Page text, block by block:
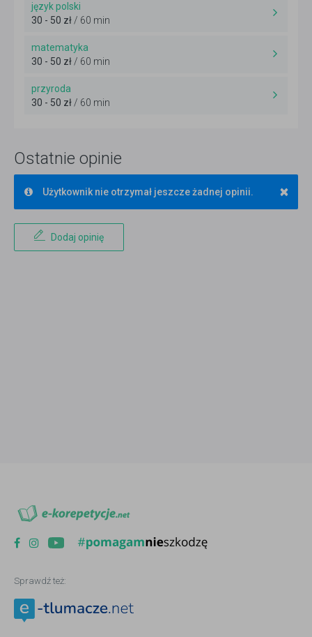
język polski
30 - 50 zł / 60 min
matematyka
30 - 50 zł / 60 min
przyroda
30 - 50 zł / 60 min
Ostatnie opinie
×
Użytkownik nie otrzymał jeszcze żadnej opinii.
Dodaj opinię
Sprawdź też: